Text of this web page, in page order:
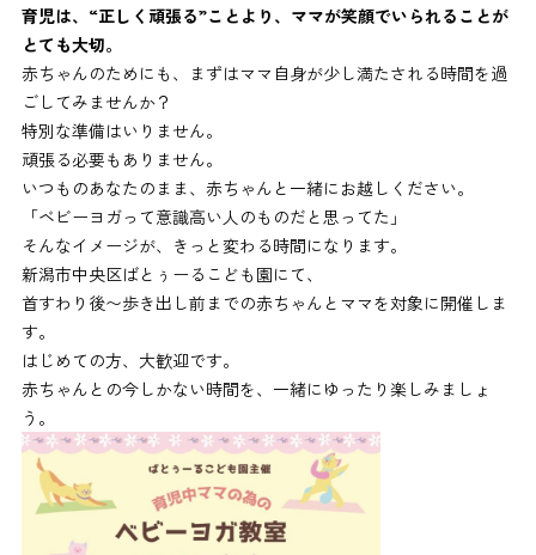
育児は、“正しく頑張る”ことより、ママが笑顔でいられることが
とても大切。
赤ちゃんのためにも、まずはママ自身が少し満たされる時間を過
ごしてみませんか？
特別な準備はいりません。
頑張る必要もありません。
いつものあなたのまま、赤ちゃんと一緒にお越しください。
「ベビーヨガって意識高い人のものだと思ってた」
そんなイメージが、きっと変わる時間になります。
新潟市中央区ばとぅーるこども園にて、
首すわり後〜歩き出し前までの赤ちゃんとママを対象に開催しま
す。
はじめての方、大歓迎です。
赤ちゃんとの今しかない時間を、一緒にゆったり楽しみましょ
う。